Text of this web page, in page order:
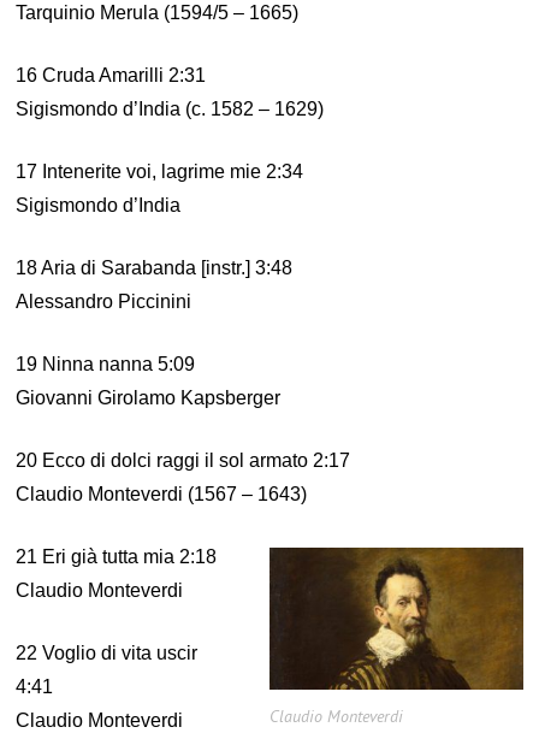
Tarquinio Merula (1594/5 – 1665)
16 Cruda Amarilli 2:31
Sigismondo d’India (c. 1582 – 1629)
17 Intenerite voi, lagrime mie 2:34
Sigismondo d’India
18 Aria di Sarabanda [instr.] 3:48
Alessandro Piccinini
19 Ninna nanna 5:09
Giovanni Girolamo Kapsberger
20 Ecco di dolci raggi il sol armato 2:17
Claudio Monteverdi (1567 – 1643)
Claudio Monteverdi
21 Eri già tutta mia 2:18
Claudio Monteverdi
22 Voglio di vita uscir
4:41
Claudio Monteverdi